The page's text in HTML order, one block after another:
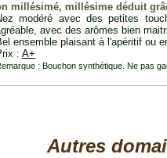
millésimé, millésime déduit
modéré avec des petites
avec des arômes bien
ensemble plaisant à l'apéritif ou
: A+
: Bouchon synthétique. Ne pas
Autres